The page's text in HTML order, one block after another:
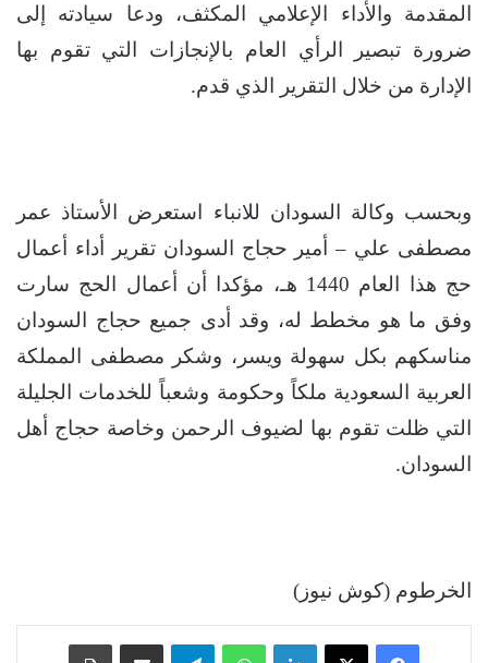
المقدمة والأداء الإعلامي المكثف، ودعا سيادته إلى
ضرورة تبصير الرأي العام بالإنجازات التي تقوم بها
الإدارة من خلال التقرير الذي قدم.
وبحسب وكالة السودان للانباء استعرض الأستاذ عمر
مصطفى علي – أمير حجاج السودان تقرير أداء أعمال
حج هذا العام 1440 هـ، مؤكدا أن أعمال الحج سارت
وفق ما هو مخطط له، وقد أدى جميع حجاج السودان
مناسكهم بكل سهولة ويسر، وشكر مصطفى المملكة
العربية السعودية ملكاً وحكومة وشعباً للخدمات الجليلة
التي ظلت تقوم بها لضيوف الرحمن وخاصة حجاج أهل
السودان.
الخرطوم (كوش نيوز)
فيسبوك ‫X لينكدإن واتساب تيلقرام